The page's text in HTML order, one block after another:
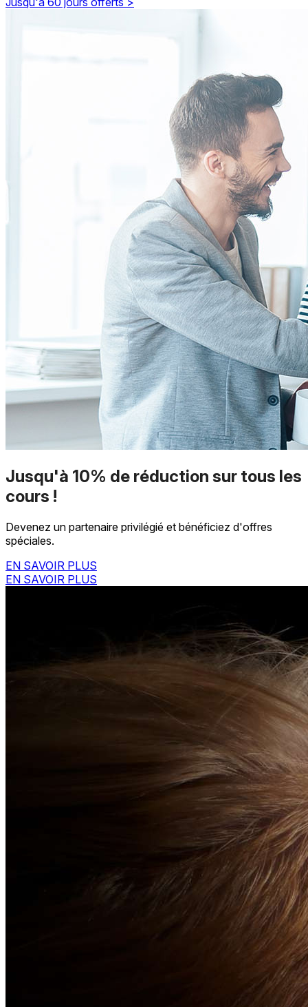
Jusqu'à 10% de réduction sur tous les
cours !
Devenez un partenaire privilégié et bénéficiez d'offres
spéciales.
EN SAVOIR PLUS
EN SAVOIR PLUS